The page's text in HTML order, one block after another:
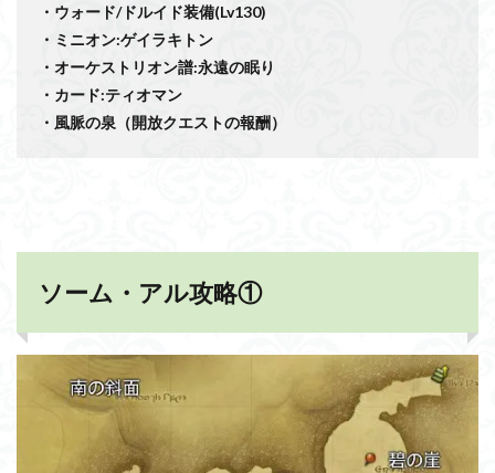
・ウォード/ドルイド装備(Lv130)
・ミニオン:ゲイラキトン
・オーケストリオン譜:永遠の眠り
・カード:ティオマン
・風脈の泉（開放クエストの報酬）
ソーム・アル攻略①